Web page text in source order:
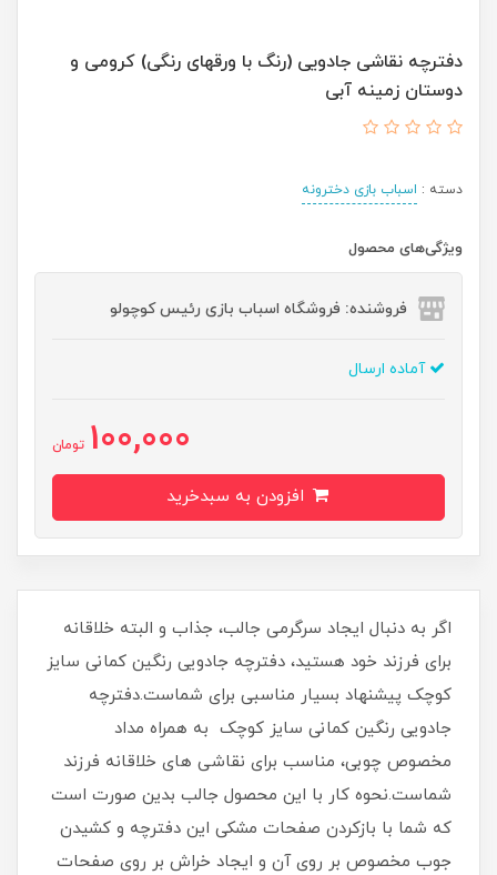
دفترچه نقاشی جادویی (رنگ با ورقهای رنگی) کرومی و
دوستان زمینه آبی
دسته : اسباب بازی دخترونه
ویژگی‌های محصول
فروشنده: فروشگاه اسباب بازی رئیس کوچولو
آماده ارسال
100,000 تومان
اگر به دنبال ایجاد سرگرمی جالب، جذاب و البته خلاقانه
برای فرزند خود هستید، دفترچه جادویی رنگین کمانی سایز
کوچک پیشنهاد بسیار مناسبی برای شماست.دفترچه
جادویی رنگین کمانی سایز کوچک به همراه مداد
مخصوص چوبی، مناسب برای نقاشی های خلاقانه فرزند
شماست.نحوه کار با این محصول جالب بدین صورت است
که شما با بازکردن صفحات مشکی این دفترچه و کشیدن
جوب مخصوص بر روی آن و ایجاد خراش بر روی صفحات